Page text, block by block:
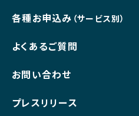
各種お申込み （サービス別）
よくあるご質問
お問い合わせ
プレスリリース